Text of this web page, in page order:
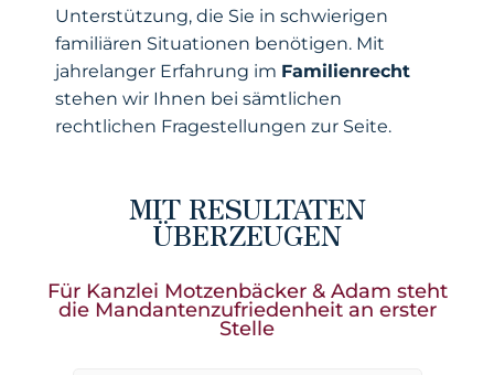
Unterstützung, die Sie in schwierigen
familiären Situationen benötigen. Mit
jahrelanger Erfahrung im Familienrecht
stehen wir Ihnen bei sämtlichen
rechtlichen Fragestellungen zur Seite.
MIT RESULTATEN
ÜBERZEUGEN
Für Kanzlei Motzenbäcker & Adam steht
die Mandantenzufriedenheit an erster
Stelle